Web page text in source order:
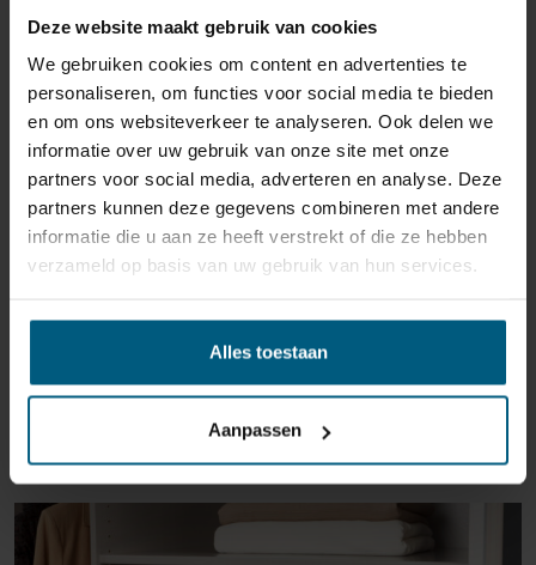
Deze website maakt gebruik van cookies
We gebruiken cookies om content en advertenties te
personaliseren, om functies voor social media te bieden
en om ons websiteverkeer te analyseren. Ook delen we
informatie over uw gebruik van onze site met onze
partners voor social media, adverteren en analyse. Deze
partners kunnen deze gegevens combineren met andere
informatie die u aan ze heeft verstrekt of die ze hebben
verzameld op basis van uw gebruik van hun services.
Alles toestaan
Aanpassen
reden ook is, u heeft het recht uw bestelling tot
dagen na ontvangst zonder opgave van reden te
annuleren. Behandel het product met zorg en zorg
ervoor dat deze bij het retour sturen goed verpakt is.
Mocht het product beschadigd zijn of is de verpakking
meer beschadigd dan nodig, dan kunnen we deze
waardevermindering van het product aan u
doorberekenen.
GERELATEERDE PRODUCTEN